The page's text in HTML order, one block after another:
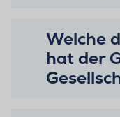
Welche
hat der